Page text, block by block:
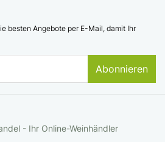
besten Angebote per E-Mail, damit Ihr
Abonnieren
- Ihr Online-Weinhändler